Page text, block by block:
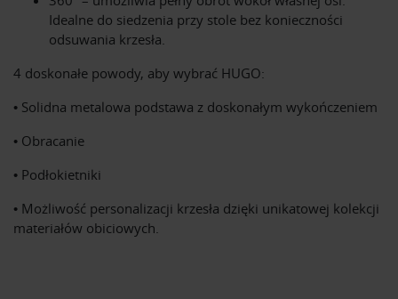
Idealne do siedzenia przy stole bez konieczności
odsuwania krzesła.
4 doskonałe powody, aby wybrać HUGO:
• Solidna metalowa podstawa z doskonałym wykończeniem
• Obracanie
• Podłokietniki
• Możliwość personalizacji krzesła dzięki unikatowej kolekcji
materiałów obiciowych.